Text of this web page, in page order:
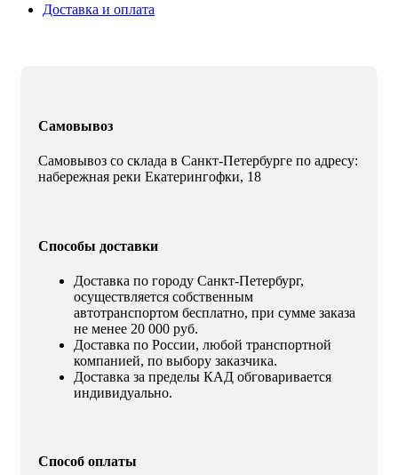
Доставка и оплата
Самовывоз
Самовывоз со склада в Санкт-Петербурге по адресу:
набережная реки Екатерингофки, 18
Способы доставки
Доставка по городу Санкт-Петербург,
осуществляется собственным
автотранспортом бесплатно, при сумме заказа
не менее 20 000 руб.
Доставка по России, любой транспортной
компанией, по выбору заказчика.
Доставка за пределы КАД обговаривается
индивидуально.
Способ оплаты